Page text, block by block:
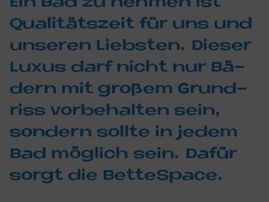
Qua­li­täts­zeit für uns und
un­se­ren Lieb­sten. Die­ser
Lu­xus darf nicht nur Bä­
dern mit gro­ßem Grund­
riss vor­be­hal­ten sein,
son­dern soll­te in je­dem
Bad mög­lich sein. Da­für
sor­gt die Bet­te­S­pace.